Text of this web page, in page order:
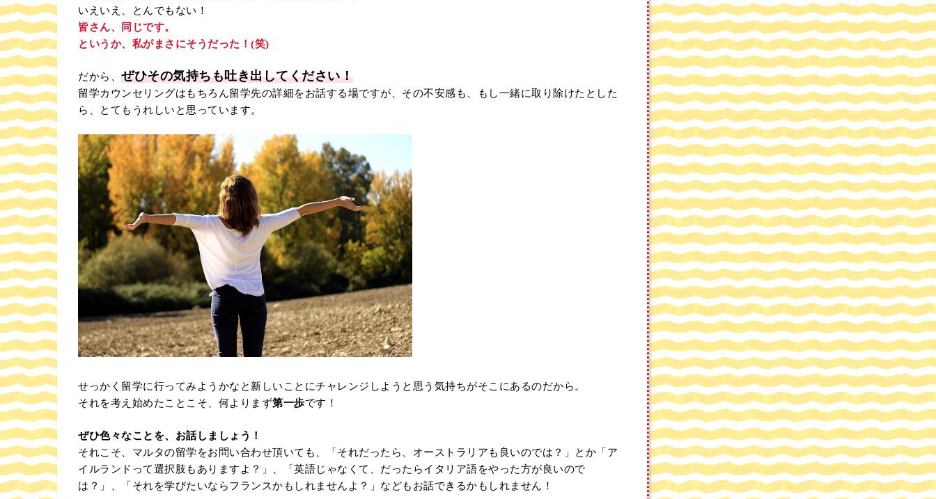
いえいえ、とんでもない！
皆さん、同じです。
というか、私がまさにそうだった！(笑)
だから、 ぜひその気持ちも吐き出してください！
留学カウンセリングはもちろん留学先の詳細をお話する場ですが、その不安感も、もし一緒に取り除けたとした
ら、とてもうれしいと思っています。
せっかく留学に行ってみようかなと新しいことにチャレンジしようと思う気持ちがそこにあるのだから。
それを考え始めたことこそ、何よりまず第一歩です！
ぜひ色々なことを、お話しましょう！
それこそ、マルタの留学をお問い合わせ頂いても、「それだったら、オーストラリアも良いのでは？」とか「ア
イルランドって選択肢もありますよ？」、「英語じゃなくて、だったらイタリア語をやった方が良いので
は？」、「それを学びたいならフランスかもしれませんよ？」などもお話できるかもしれません！